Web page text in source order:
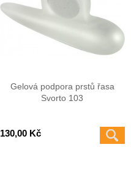
Gelová podpora prstů řasa
Svorto 103
130,00 Kč